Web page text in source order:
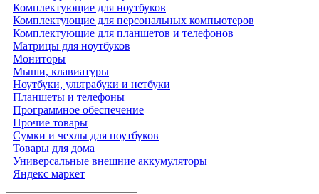
Комплектующие для ноутбуков
Комплектующие для персональных компьютеров
Комплектующие для планшетов и телефонов
Матрицы для ноутбуков
Мониторы
Мыши, клавиатуры
Ноутбуки, ультрабуки и нетбуки
Планшеты и телефоны
Программное обеспечение
Прочие товары
Сумки и чехлы для ноутбуков
Товары для дома
Универсальные внешние аккумуляторы
Яндекс маркет